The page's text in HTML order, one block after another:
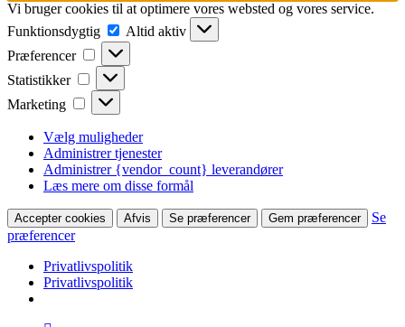
Vi bruger cookies til at optimere vores websted og vores service.
Funktionsdygtig
Funktionsdygtig
Altid aktiv
Præferencer
Præferencer
Statistikker Statistikker
Marketing Marketing
Vælg muligheder
Administrer tjenester
Administrer {vendor_count} leverandører
Læs mere om disse formål
Accepter cookies Afvis Se præferencer Gem præferencer
Se
præferencer
Privatlivspolitik
Privatlivspolitik